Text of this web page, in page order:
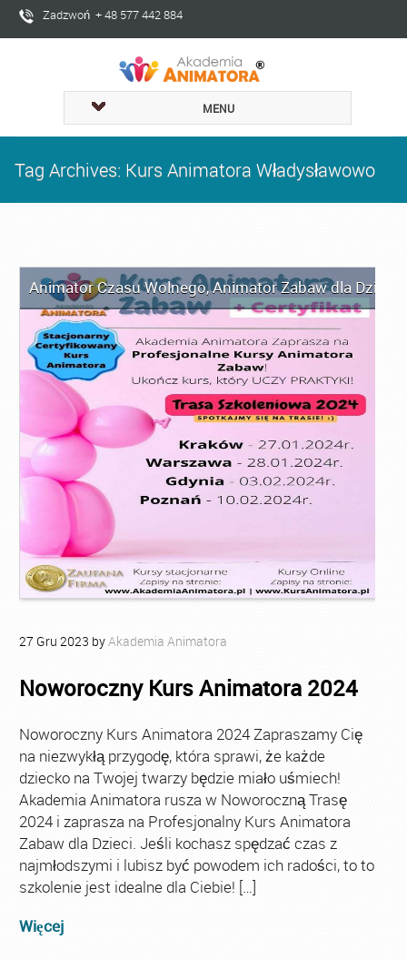
Zadzwoń + 48 577 442 884
MENU
Tag Archives: Kurs Animatora Władysławowo
Animator Czasu Wolnego,Animator Zabaw dla Dzieci
27 Gru 2023 byAkademia Animatora
Noworoczny Kurs Animatora 2024
Noworoczny Kurs Animatora 2024 Zapraszamy Cię
na niezwykłą przygodę, która sprawi, że każde
dziecko na Twojej twarzy będzie miało uśmiech!
Akademia Animatora rusza w Noworoczną Trasę
2024 i zaprasza na Profesjonalny Kurs Animatora
Zabaw dla Dzieci. Jeśli kochasz spędzać czas z
najmłodszymi i lubisz być powodem ich radości, to to
szkolenie jest idealne dla Ciebie! […]
Więcej